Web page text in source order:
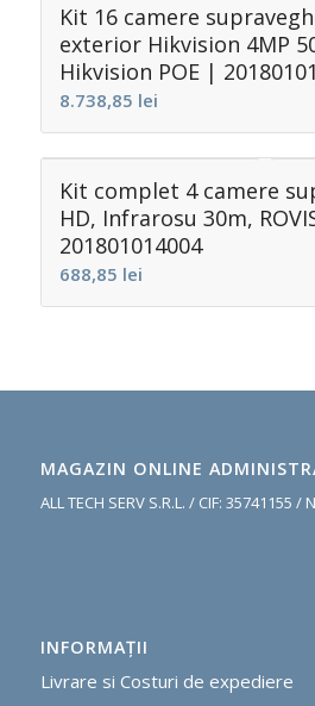
Kit 16 camere
exterior Hikvision 4MP
Hikvision POE |
8.738,85 lei
Kit complet 4 camere
HD, Infrarosu 30m,
201801014004
688,85 lei
MAGAZIN ONLINE
ALL TECH SERV S.R.L. / CIF: 35741155
INFORMAŢII
Livrare si Costuri de expediere